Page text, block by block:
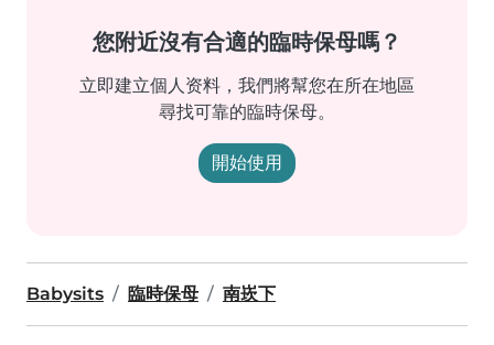
您附近沒有合適的臨時保母嗎？
立即建立個人资料，我們將幫您在所在地區
尋找可靠的臨時保母。
開始使用
Babysits 臨時保母 南崁下